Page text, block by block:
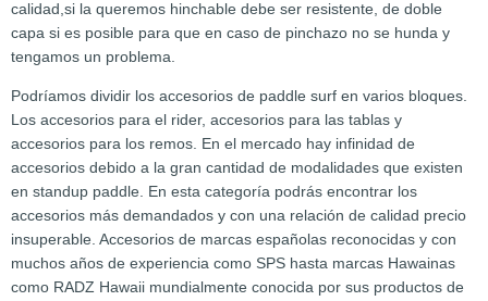
calidad,si la queremos hinchable debe ser resistente, de doble
capa si es posible para que en caso de pinchazo no se hunda y
tengamos un problema.
Podríamos dividir los accesorios de paddle surf en varios bloques.
Los accesorios para el rider, accesorios para las tablas y
accesorios para los remos. En el mercado hay infinidad de
accesorios debido a la gran cantidad de modalidades que existen
en standup paddle. En esta categoría podrás encontrar los
accesorios más demandados y con una relación de calidad precio
insuperable. Accesorios de marcas españolas reconocidas y con
muchos años de experiencia como SPS hasta marcas Hawainas
como RADZ Hawaii mundialmente conocida por sus productos de